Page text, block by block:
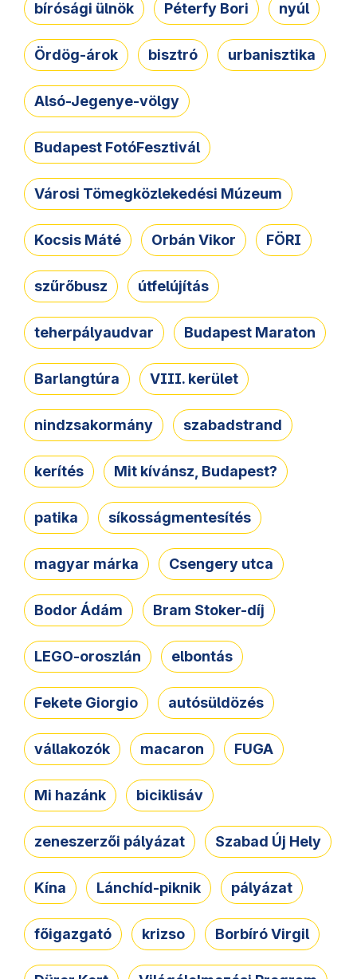
bírósági ülnök Péterfy Bori nyúl
Ördög-árok bisztró urbanisztika
Alsó-Jegenye-völgy
Budapest FotóFesztivál
Városi Tömegközlekedési Múzeum
Kocsis Máté Orbán Vikor FÖRI
szűrőbusz útfelújítás
teherpályaudvar Budapest Maraton
Barlangtúra VIII. kerület
nindzsakormány szabadstrand
kerítés Mit kívánsz, Budapest?
patika síkosságmentesítés
magyar márka Csengery utca
Bodor Ádám Bram Stoker-díj
LEGO-oroszlán elbontás
Fekete Giorgio autósüldözés
vállakozók macaron FUGA
Mi hazánk biciklisáv
zeneszerzői pályázat Szabad Új Hely
Kína Lánchíd-piknik pályázat
főigazgató krizso Borbíró Virgil